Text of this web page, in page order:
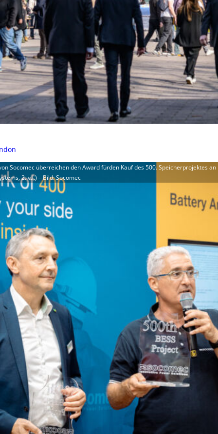
Socomec überreichen den Award fürden Kauf des 500. Speicherprojektes
2. v.l.) – Bild: Socomec